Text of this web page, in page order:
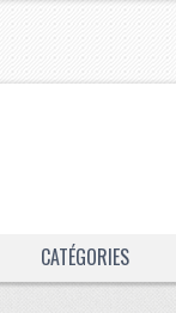
CATÉGORIES